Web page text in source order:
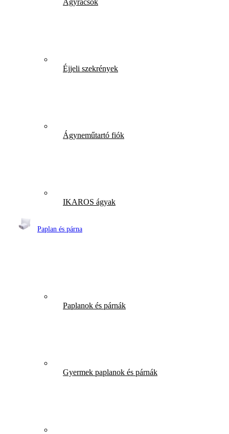
Ágyrácsok
Éjjeli szekrények
Ágyneműtartó fiók
IKAROS ágyak
Paplan és párna
Paplanok és párnák
Gyermek paplanok és párnák